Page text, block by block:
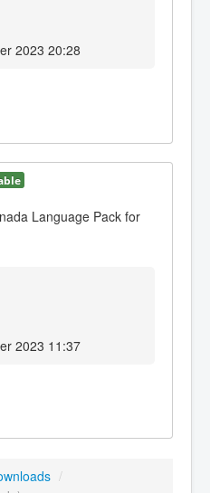
2023 20:28
Language Pack for
2023 11:37
/